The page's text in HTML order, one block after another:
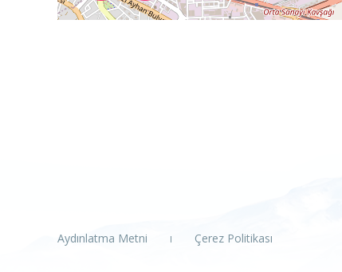
Aydınlatma Metni Çerez Politikası